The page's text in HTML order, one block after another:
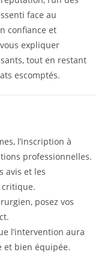
face au
confiance et
expliquer
tout en restant
escomptés.
l’inscription à
professionnelles.
avis et les
posez vos
l’intervention aura
et bien équipée.